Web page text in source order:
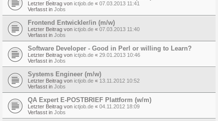
Letzter Beitrag von ictjob.de « 07.03.2013 11:41
Verfasst in Jobs
Frontend Entwickler/in (m/w)
Letzter Beitrag von ictjob.de « 07.03.2013 11:40
Verfasst in Jobs
Software Developer - Good in Perl or willing to Learn?
Letzter Beitrag von ictjob.de « 29.01.2013 10:46
Verfasst in Jobs
Systems Engineer (m/w)
Letzter Beitrag von ictjob.de « 13.11.2012 10:52
Verfasst in Jobs
QA Expert E-POSTBRIEF Plattform (w/m)
Letzter Beitrag von ictjob.de « 04.11.2012 18:09
Verfasst in Jobs